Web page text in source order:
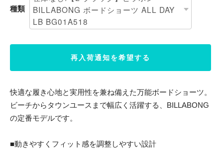
種類
再入荷通知を希望する
快適な履き心地と実用性を兼ね備えた万能ボードショーツ。
ビーチからタウンユースまで幅広く活躍する、BILLABONG
の定番モデルです。
■動きやすくフィット感を調整しやすい設計